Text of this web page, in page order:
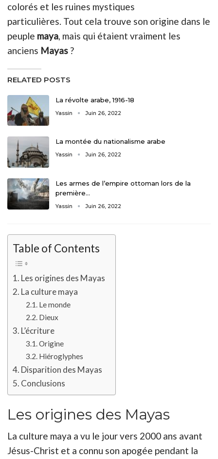
colorés et les ruines mystiques
particulières. Tout cela trouve son origine dans le
peuple maya, mais qui étaient vraiment les
anciens Mayas?
RELATED POSTS
La révolte arabe, 1916-18
Yassin Juin 26, 2022
La montée du nationalisme arabe
Yassin Juin 26, 2022
Les armes de l’empire ottoman lors de la
première…
Yassin Juin 26, 2022
Table of Contents
Les origines des Mayas
La culture maya
Le monde
Dieux
L’écriture
Origine
Hiéroglyphes
Disparition des Mayas
Conclusions
Les origines des Mayas
La culture maya a vu le jour vers 2000 ans avant
Jésus-Christ et a connu son apogée pendant la